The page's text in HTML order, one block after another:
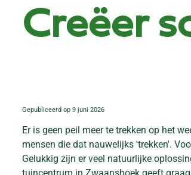
Creëer
Gepubliceerd op 9 juni 2026
Er is geen peil meer te trekken op het
mensen die dat nauwelijks 'trekken'.
Gelukkig zijn er veel natuurlijke